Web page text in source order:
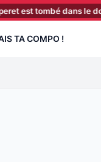
dans le dossier
TA COMPO !